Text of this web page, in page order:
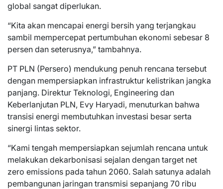
global sangat diperlukan.
“Kita akan mencapai energi bersih yang terjangkau
sambil mempercepat pertumbuhan ekonomi sebesar 8
persen dan seterusnya,” tambahnya.
PT PLN (Persero) mendukung penuh rencana tersebut
dengan mempersiapkan infrastruktur kelistrikan jangka
panjang. Direktur Teknologi, Engineering dan
Keberlanjutan PLN, Evy Haryadi, menuturkan bahwa
transisi energi membutuhkan investasi besar serta
sinergi lintas sektor.
“Kami tengah mempersiapkan sejumlah rencana untuk
melakukan dekarbonisasi sejalan dengan target net
zero emissions pada tahun 2060. Salah satunya adalah
pembangunan jaringan transmisi sepanjang 70 ribu